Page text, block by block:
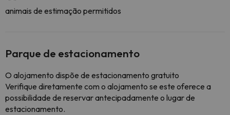
animais de estimação permitidos
Parque de estacionamento
O alojamento dispõe de estacionamento gratuito
Verifique diretamente com o alojamento se este oferece a
possibilidade de reservar antecipadamente o lugar de
estacionamento.